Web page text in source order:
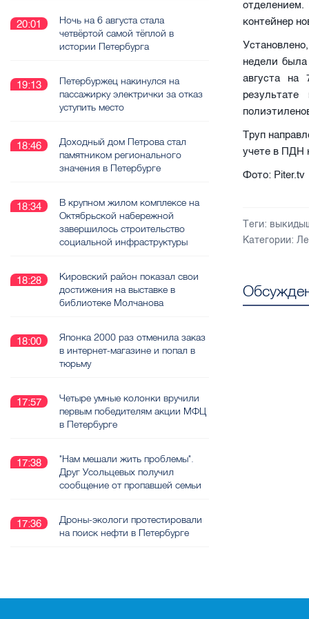
контейнер
недели была
августа на
Труп
учете в ПДН
Фото: Piter.tv
Теги:
Категории:
20:01
Ночь на 6 августа стала
четвёртой самой тёплой в
истории Петербурга
19:13
Петербуржец накинулся на
пассажирку электрички за отказ
уступить место
18:46
Доходный дом Петрова стал
памятником регионального
значения в Петербурге
18:34
В крупном жилом комплексе на
Октябрьской набережной
завершилось строительство
социальной инфраструктуры
18:28
Кировский район показал свои
достижения на выставке в
библиотеке Молчанова
18:00
Японка 2000 раз отменила заказ
в интернет-магазине и попал в
тюрьму
17:57
Четыре умные колонки вручили
первым победителям акции МФЦ
в Петербурге
17:38
"Нам мешали жить проблемы".
Друг Усольцевых получил
сообщение от пропавшей семьи
17:36
Дроны-экологи протестировали
на поиск нефти в Петербурге